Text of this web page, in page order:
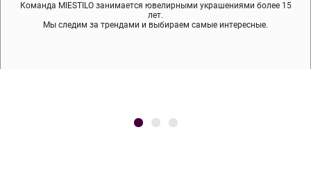
Команда MIESTILO занимается ювелирными украшениями более 15
лет.
Мы следим за трендами и выбираем самые интересные.
Мы используем покрытие (родий, ювелирный сплав), которое не
содержит никеля и свинца — это исключает аллергию.
Во время доставки спокойно примеряйте украшения, выбирайте те,
что вам нравятся, остальные заберёт курьер.